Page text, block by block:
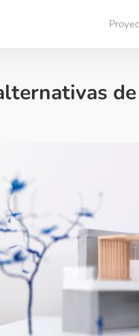
Compara proyectos